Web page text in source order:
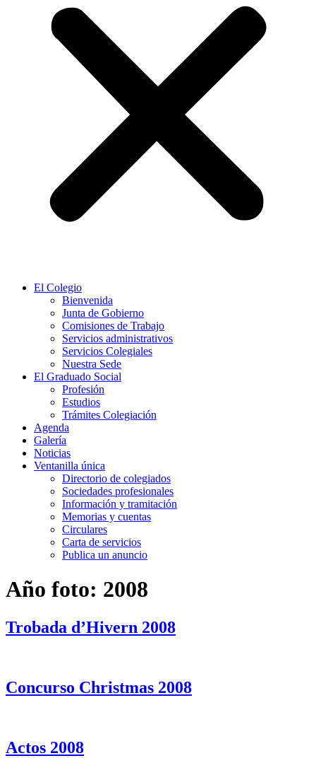
El Colegio
Bienvenida
Junta de Gobierno
Comisiones de Trabajo
Servicios administrativos
Servicios Colegiales
Nuestra Sede
El Graduado Social
Profesión
Estudios
Trámites Colegiación
Agenda
Galería
Noticias
Ventanilla única
Directorio de colegiados
Sociedades profesionales
Información y tramitación
Memorias y cuentas
Circulares
Carta de servicios
Publica un anuncio
Año foto: 2008
Trobada d’Hivern 2008
Concurso Christmas 2008
Actos 2008